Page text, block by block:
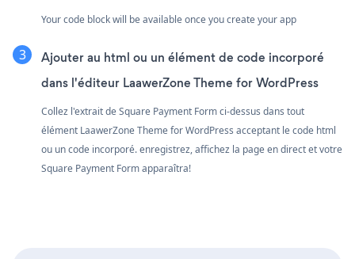
Your code block will be available once you create your app
Ajouter au html ou un élément de code incorporé
dans l'éditeur LaawerZone Theme for WordPress
Collez l'extrait de Square Payment Form ci-dessus dans tout
élément LaawerZone Theme for WordPress acceptant le code html
ou un code incorporé. enregistrez, affichez la page en direct et votre
Square Payment Form apparaîtra!